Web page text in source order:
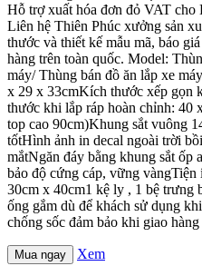
Hỗ trợ xuất hóa đơn đỏ VAT cho
Liên hệ Thiên Phúc xưởng sản
thước và thiết kế mẫu mã, báo
hàng trên toàn quốc. Model:
máy/ Thùng bán đồ ăn lắp xe
x 29 x 33cmKích thước xếp gọn
thước khi lắp ráp hoàn chỉnh: 40
top cao 90cm)Khung sắt vuông
tốtHình ảnh in decal ngoài trời
mắtNgăn đáy bằng khung sắt ốp
bảo độ cứng cáp, vững
30cm x 40cm1 kệ ly , 1 bệ trưng
ống gắm dù để khách sử dụng
chống sốc đảm bảo khi giao
Mua ngay Xem